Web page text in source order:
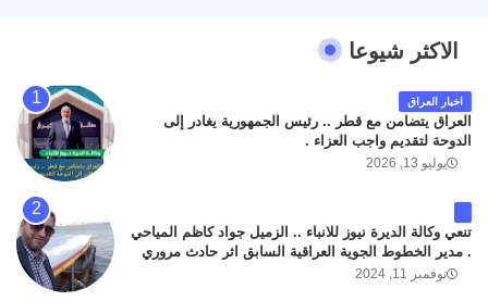
الاكثر شيوعا
اخبار العراق
العراق يتضامن مع قطر .. رئيس الجمهورية يغادر إلى
الدوحة لتقديم واجب العزاء .
يوليو 13, 2026
تنعي وكالة الديرة نيوز للانباء .. الزميل جواد كاظم المياحي
. مدير الخطوط الجوية العراقية السابق اثر حادث مروري
داخل مطار البصرة الدولي اليوم الاثنين على الطريق
نوفمبر 11, 2024